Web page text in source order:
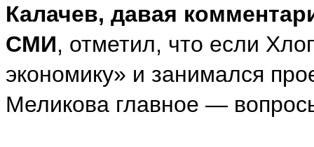
Калачев, давая
СМИ, отметил, что если
экономику» и занимался
Меликова главное —